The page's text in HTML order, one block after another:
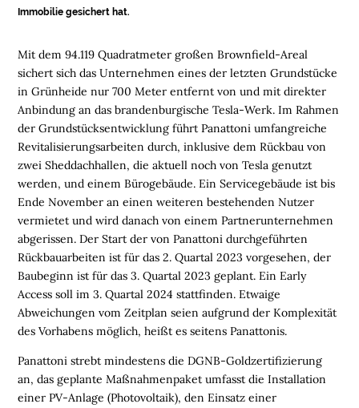
B
I
L
I
E
N
L
O
G
I
S
T
I
K
R
G
I
Mit dem 94.119 Quadratmeter großen Brownfield-Areal
sichert sich das Unternehmen eines der letzten Grundstücke
in Grünheide nur 700 Meter entfernt von und mit direkter
Anbindung an das brandenburgische Tesla-Werk. Im Rahmen
der Grundstücksentwicklung führt Panattoni umfangreiche
Revitalisierungsarbeiten durch, inklusive dem Rückbau von
zwei Sheddachhallen, die aktuell noch von Tesla genutzt
werden, und einem Bürogebäude. Ein Servicegebäude ist bis
Ende November an einen weiteren bestehenden Nutzer
vermietet und wird danach von einem Partnerunternehmen
abgerissen. Der Start der von Panattoni durchgeführten
Rückbauarbeiten ist für das 2. Quartal 2023 vorgesehen, der
Baubeginn ist für das 3. Quartal 2023 geplant. Ein Early
Access soll im 3. Quartal 2024 stattfinden. Etwaige
Abweichungen vom Zeitplan seien aufgrund der Komplexität
des Vorhabens möglich, heißt es seitens Panattonis.
Panattoni strebt mindestens die DGNB-Goldzertifizierung
an, das geplante Maßnahmenpaket umfasst die Installation
einer PV-Anlage (Photovoltaik), den Einsatz einer
Immobilie gesichert hat.